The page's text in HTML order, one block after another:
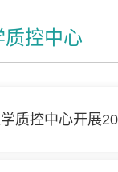
质控中心
质控中心开展